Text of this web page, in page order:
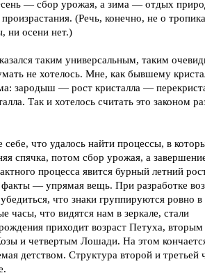
— сбор урожая, а зима — отдых
(Речь, конечно, не о
ни осени нет.)
таким универсальным, таким
не хотелось. Мне, как бывшему
зародыш — рост кристалла —
Так и хотелось считать это законом
себе, что удалось найти процессы, в
спячка, потом сбор урожая, а
процесса явится бурный летний
— упрямая вещь. При разработке
что знаки группируются ровно
часы, что видятся нам в зеркале, стали
приходит возраст Петуха, вторым
и четвертым Лошади. На этом
детством. Структура второй и третьей